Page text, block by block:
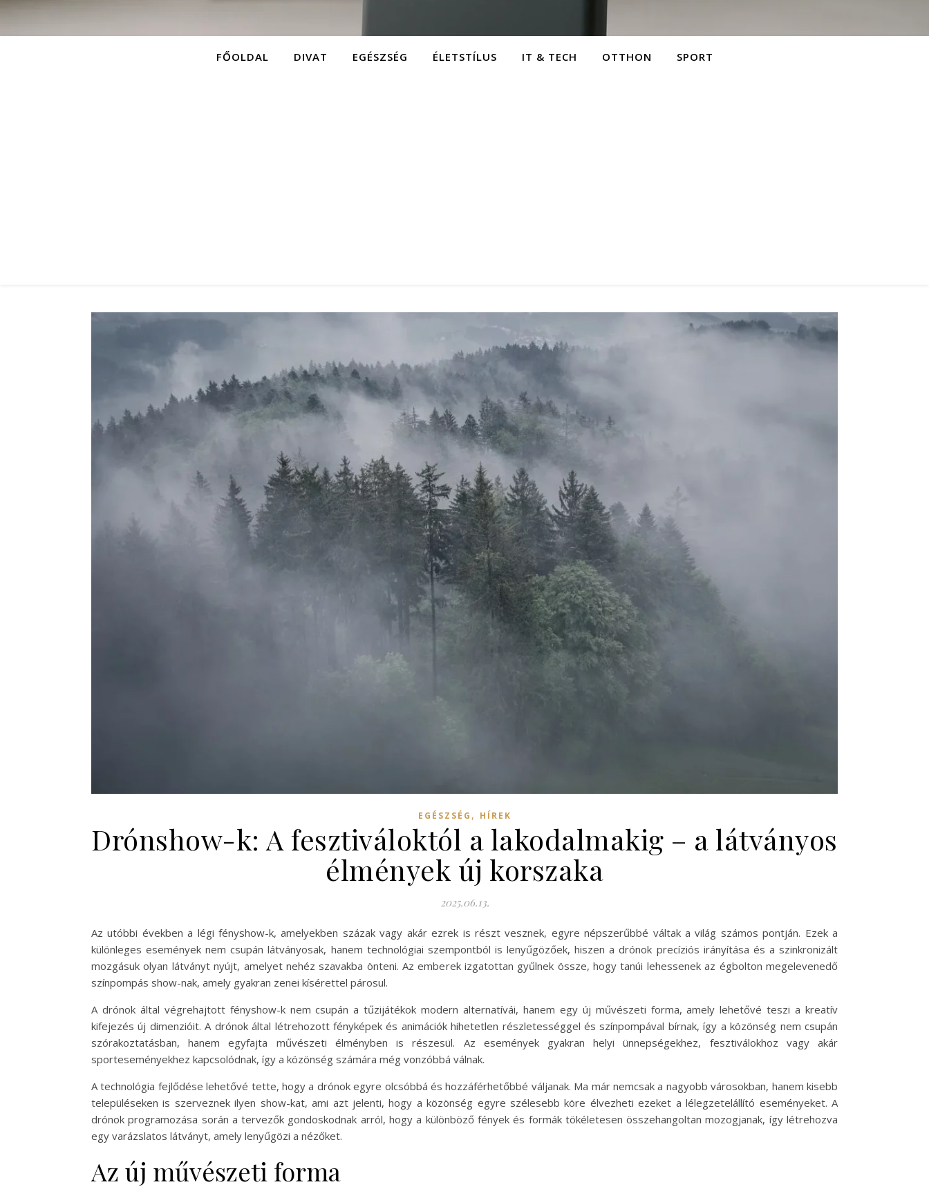
FŐOLDAL DIVAT EGÉSZSÉG ÉLETSTÍLUS IT & TECH OTTHON SPORT
EGÉSZSÉG , HÍREK
Drónshow-k: A fesztiváloktól a lakodalmakig – a látványos
élmények új korszaka
2025.06.13.
Az utóbbi években a légi fényshow-k, amelyekben százak vagy akár ezrek is részt vesznek, egyre népszerűbbé váltak a világ számos pontján. Ezek a
különleges események nem csupán látványosak, hanem technológiai szempontból is lenyűgözőek, hiszen a drónok precíziós irányítása és a szinkronizált
mozgásuk olyan látványt nyújt, amelyet nehéz szavakba önteni. Az emberek izgatottan gyűlnek össze, hogy tanúi lehessenek az égbolton megelevenedő
színpompás show-nak, amely gyakran zenei kísérettel párosul.
A drónok által végrehajtott fényshow-k nem csupán a tűzijátékok modern alternatívái, hanem egy új művészeti forma, amely lehetővé teszi a kreatív
kifejezés új dimenzióit. A drónok által létrehozott fényképek és animációk hihetetlen részletességgel és színpompával bírnak, így a közönség nem csupán
szórakoztatásban, hanem egyfajta művészeti élményben is részesül. Az események gyakran helyi ünnepségekhez, fesztiválokhoz vagy akár
sporteseményekhez kapcsolódnak, így a közönség számára még vonzóbbá válnak.
A technológia fejlődése lehetővé tette, hogy a drónok egyre olcsóbbá és hozzáférhetőbbé váljanak. Ma már nemcsak a nagyobb városokban, hanem kisebb
településeken is szerveznek ilyen show-kat, ami azt jelenti, hogy a közönség egyre szélesebb köre élvezheti ezeket a lélegzetelállító eseményeket. A
drónok programozása során a tervezők gondoskodnak arról, hogy a különböző fények és formák tökéletesen összehangoltan mozogjanak, így létrehozva
egy varázslatos látványt, amely lenyűgözi a nézőket.
Az új művészeti forma